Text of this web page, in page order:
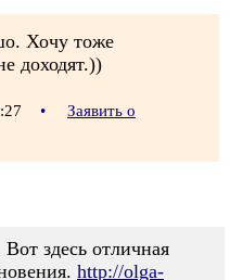
Хочу тоже
доходят.))
•
Заявить о
здесь отличная
http://olga-